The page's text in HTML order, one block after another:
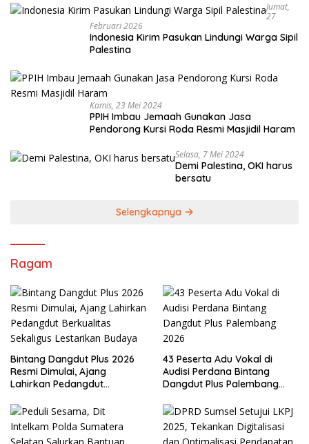
Jumat,
27
Februari 2026
Indonesia Kirim Pasukan Lindungi Warga Sipil
Palestina
Kamis, 23 Mei 2024
PPIH Imbau Jemaah Gunakan Jasa
Pendorong Kursi Roda Resmi Masjidil Haram
Selasa, 7 Mei 2024
Demi Palestina, OKI harus
bersatu
Selengkapnya
Ragam
Bintang Dangdut Plus 2026
Resmi Dimulai, Ajang
Lahirkan Pedangdut
Lestarikan Budaya
43 Peserta Adu Vokal di
Audisi Perdana Bintang
Dangdut Plus Palembang